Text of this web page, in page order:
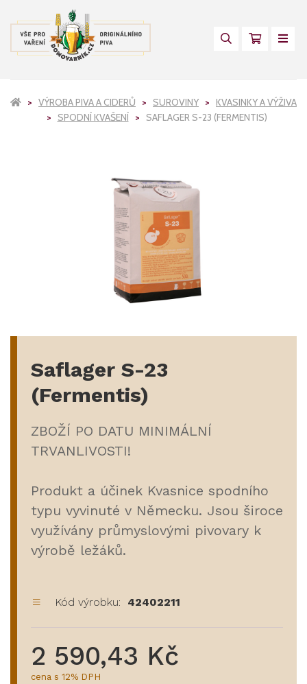
VÝROBA PIVA A CIDERŮ SUROVINY
KVASINKY A VÝŽIVA
SPODNÍ KVAŠENÍ
SAFLAGER S-23 (FERMENTIS)
Saflager S-23
(Fermentis)
ZBOŽÍ PO DATU MINIMÁLNÍ
TRVANLIVOSTI!
Produkt a účinek Kvasnice spodního
typu vyvinuté v Německu. Jsou široce
využívány průmyslovými pivovary k
výrobě ležáků.
Kód výrobku: 42402211
2 590,43 Kč
cena s 12% DPH